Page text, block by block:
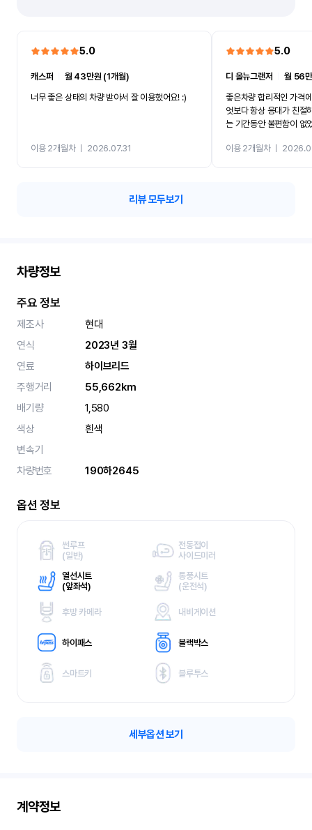
5.0
캐스퍼
월 43만원 (1개월)
너무 좋은 상태의 차량 받아서 잘 이용했어요! :)
이용 2개월차ㅣ 2026.07.31
5.0
디 올뉴그랜저 ㅣ월 56
좋은차량 합리적인 가격
엇보다 항상 응대가 친절
는 기간동안 불편함이 없
카 렌트 고민없이 강추합
이용 2개월차ㅣ
리뷰 모두보기
차량정보
주요 정보
제조사
현대
연식
2023년 3월
연료
하이브리드
주행거리
55,662km
배기량
1,580
색상
흰색
변속기
차량번호
190하2645
옵션 정보
썬루프
(일반)
전동접이
사이드미러
열선시트
(앞좌석)
통풍시트
(운전석)
후방 카메라 내비게이션
하이패스 블랙박스
스마트키 블루투스
세부옵션 보기
계약정보